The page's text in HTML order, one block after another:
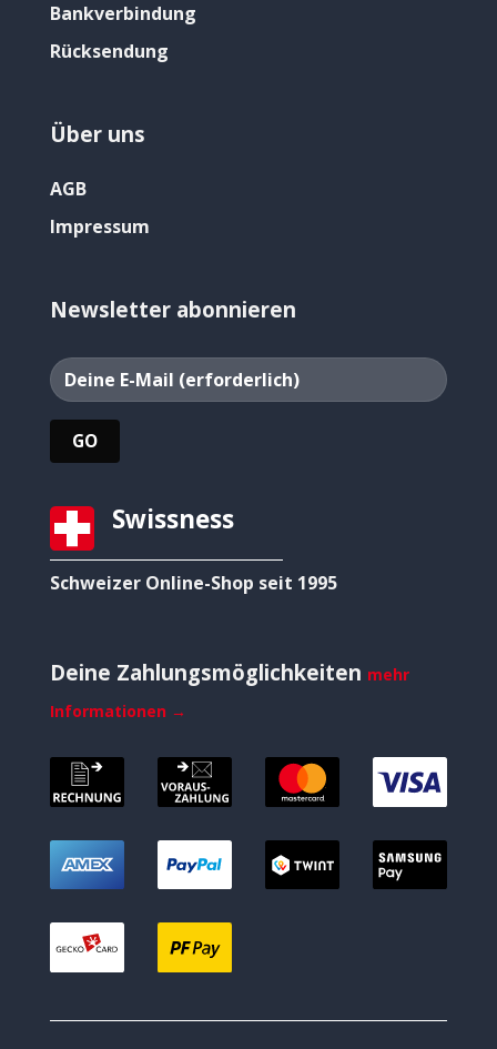
Bankverbindung
Rücksendung
Über uns
AGB
Impressum
Newsletter abonnieren
Swissness
Schweizer Online-Shop seit 1995
Deine Zahlungsmöglichkeiten mehr
Informationen →